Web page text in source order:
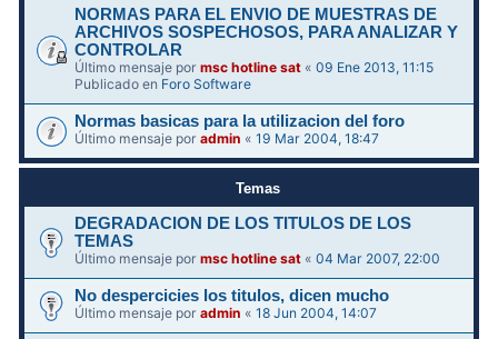
NORMAS PARA EL ENVIO DE MUESTRAS DE
ARCHIVOS SOSPECHOSOS, PARA ANALIZAR Y
CONTROLAR
Último mensaje pormsc hotline sat «09 Ene 2013, 11:15
Publicado en Foro Software
Normas basicas para la utilizacion del foro
Último mensaje poradmin «19 Mar 2004, 18:47
Temas
DEGRADACION DE LOS TITULOS DE LOS
TEMAS
Último mensaje pormsc hotline sat «04 Mar 2007, 22:00
No despercicies los titulos, dicen mucho
Último mensaje poradmin «18 Jun 2004, 14:07